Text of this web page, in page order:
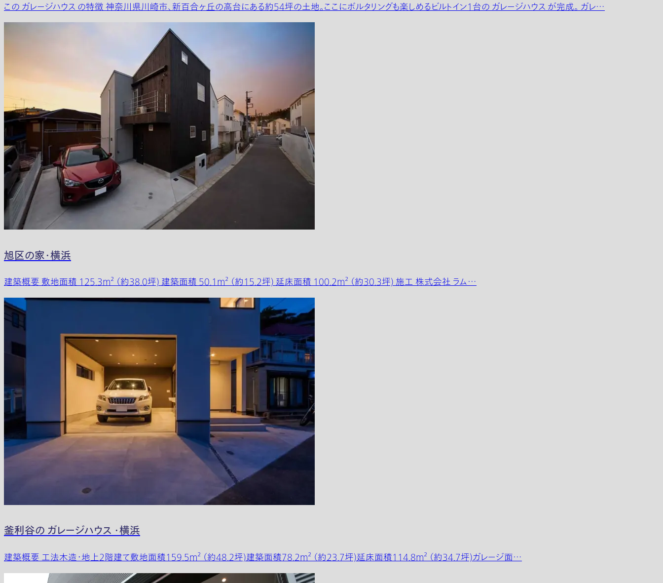
この ガレージハウス の特徴 神奈川県川崎市、新百合ヶ丘の高台にある約54坪の土地。ここにボルタリングも楽しめるビルトイン1台の ガレージハウス が完成。 ガレ…
旭区の家・横浜
建築概要 敷地面積 125.3m² （約38.0坪) 建築面積 50.1m² （約15.2坪) 延床面積 100.2m² （約30.3坪) 施工 株式会社 ラム…
釜利谷の ガレージハウス ・横浜
建築概要 工法木造・地上2階建て敷地面積159.5m² （約48.2坪)建築面積78.2m² （約23.7坪)延床面積114.8m² （約34.7坪)ガレージ面…